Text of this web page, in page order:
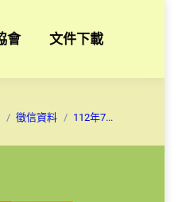
會 文件下載
徵信資料 112年7...